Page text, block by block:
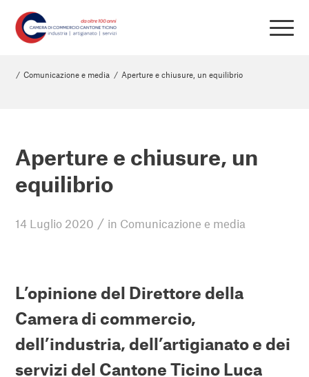
/ Comunicazione e media / Aperture e chiusure, un equilibrio
Aperture e chiusure, un
equilibrio
14 Luglio 2020 / in Comunicazione e media
L’opinione del Direttore della
Camera di commercio,
dell’industria, dell’artigianato e dei
servizi del Cantone Ticino Luca